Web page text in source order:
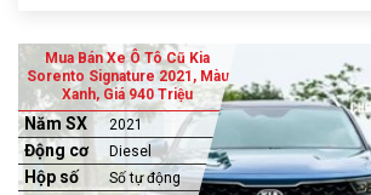
Mua Bán Xe Ô Tô Cũ Kia
Sorento Signature 2021, Màu
Xanh, Giá 940 Triệu
Năm SX 2021
Động cơ Diesel
Hộp số Số tự động